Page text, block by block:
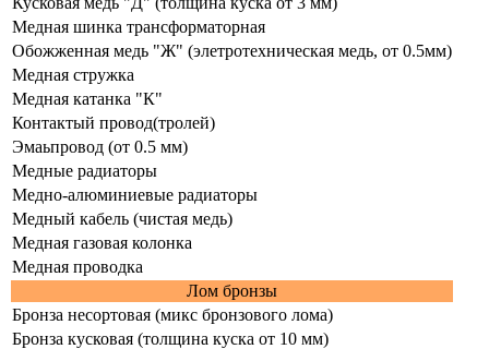
Медная шинка трансформаторная
Обожженная медь "Ж" (элетротехническая медь, от 0.5мм)
Медная стружка
Медная катанка "К"
Контактый провод(тролей)
Эмаьпровод (от 0.5 мм)
Медные радиаторы
Медно-алюминиевые радиаторы
Медный кабель (чистая медь)
Медная газовая колонка
Медная проводка
Лом бронзы
Бронза несортовая (микс бронзового лома)
Бронза кусковая (толщина куска от 10 мм)